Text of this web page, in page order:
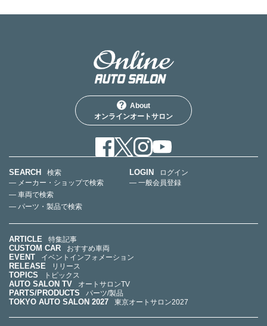
About
オンラインオートサロン
SEARCH
検索
— メーカー・ショップで検索
— 車両で検索
— パーツ・製品で検索
LOGIN
ログイン
— 一般会員登録
ARTICLE 特集記事
CUSTOM CAR おすすめ車両
EVENT イベントインフォメーション
RELEASE リリース
TOPICS トピックス
AUTO SALON TV オートサロンTV
PARTS/PRODUCTS パーツ/製品
TOKYO AUTO SALON 2027 東京オートサロン2027